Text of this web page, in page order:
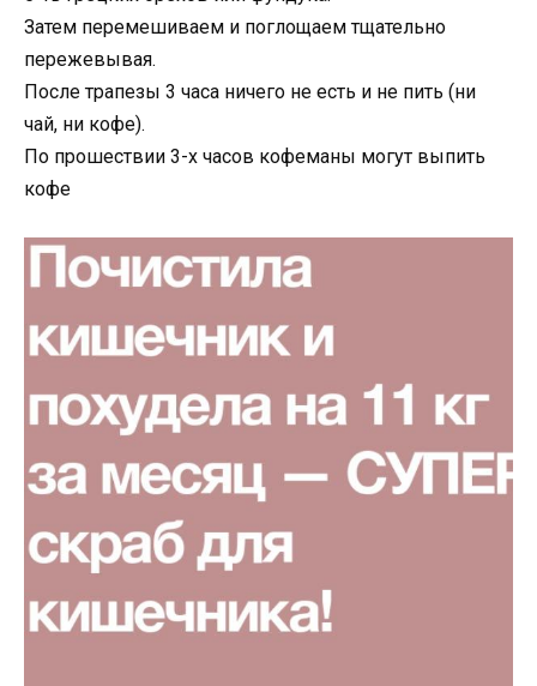
Затем перемешиваем и поглощаем тщательно
пережевывая.
После трапезы 3 часа ничего не есть и не пить (ни
чай, ни кофе).
По прошествии 3-х часов кофеманы могут выпить
кофе